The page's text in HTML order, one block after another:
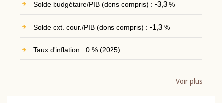
Solde budgétaire/PIB (dons compris) : -3,3%
Solde ext. cour./PIB (dons compris) : -1,3%
Taux d'inflation : 0 % (2025)
Voir plus